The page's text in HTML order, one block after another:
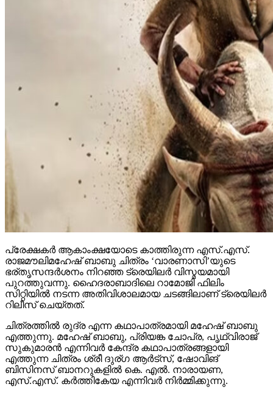
പ്രേക്ഷകര്‍ ആകാംക്ഷയോടെ കാത്തിരുന്ന എസ്.എസ്.
രാജമൗലിമഹേഷ് ബാബു ചിത്രം ‘വാരണാസി’യുടെ
ഭര്തൃസന്ദര്‍ശനം നിറഞ്ഞ ട്രെയിലര്‍ വിസ്മയമായി
പുറത്തുവന്നു. ഹൈദരാബാദിലെ റാമോജി ഫിലിം
സിറ്റിയില്‍ നടന്ന അതിവിശാലമായ ചടങ്ങിലാണ് ട്രെയിലര്‍
റിലീസ് ചെയ്തത്.
ചിത്രത്തില്‍ രുദ്ര എന്ന കഥാപാത്രമായി മഹേഷ് ബാബു
എത്തുന്നു. മഹേഷ് ബാബു, പ്രിയങ്ക ചോപ്ര, പൃഥ്വിരാജ്
സുകുമാരന്‍ എന്നിവര്‍ കേന്ദ്ര കഥാപാത്രങ്ങളായി
എത്തുന്ന ചിത്രം ശ്രീ ദുര്ഗ ആര്‍ട്‌സ്, ഷോവിങ്
ബിസിനസ് ബാനറുകളില്‍ കെ. എല്‍. നാരായണ,
എസ്.എസ്. കര്‍ത്തികേയ എന്നിവര്‍ നിര്‍മ്മിക്കുന്നു.